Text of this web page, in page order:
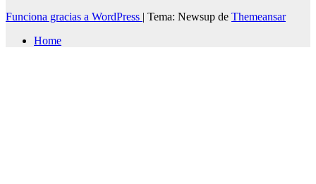
Funciona gracias a WordPress | Tema: Newsup de Themeansar
Home